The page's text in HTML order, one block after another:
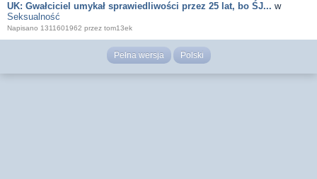
UK: Gwałciciel umykał sprawiedliwości przez 25 lat, bo ŚJ... w
Seksualność
Napisano 1311601962 przez tom13ek
Pełna wersja Polski